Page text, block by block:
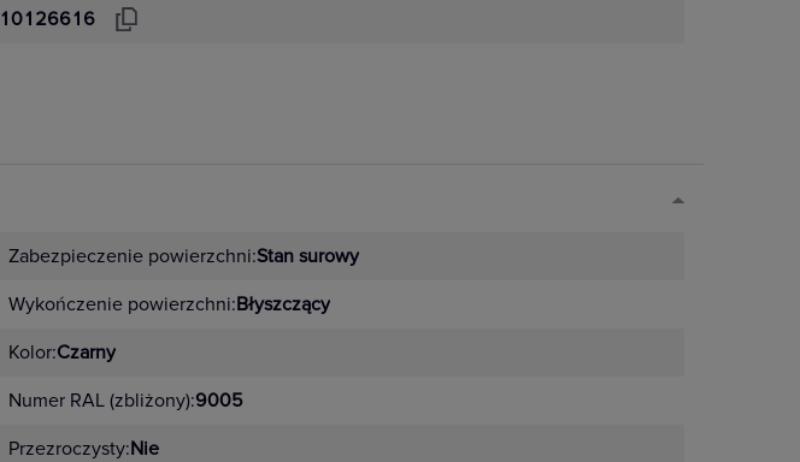
10126616
Zabezpieczenie powierzchni:Stan surowy
Wykończenie powierzchni:Błyszczący
Kolor:Czarny
Numer RAL (zbliżony):9005
Przezroczysty:Nie